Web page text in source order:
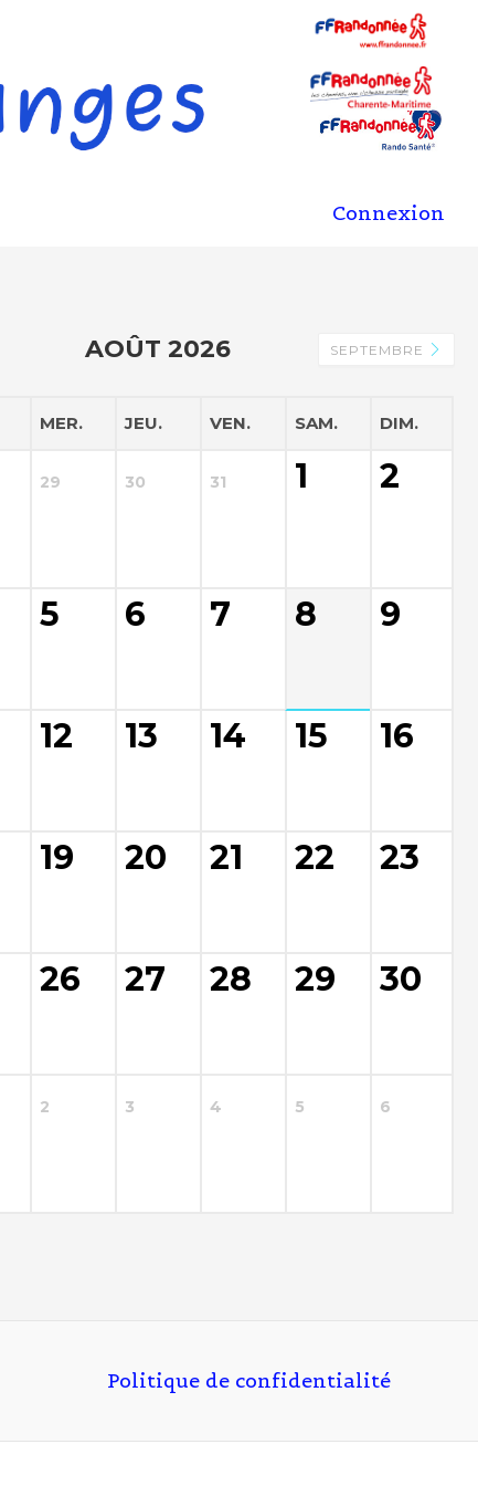
Connexion
AOÛT 2026 SEPTEMBRE
MER. JEU. VEN. SAM. DIM.
29 30 31 1 2
5 6 7 8 9
12 13 14 15 16
19 20 21 22 23
26 27 28 29 30
2 3 4 5 6
Politique de confidentialité